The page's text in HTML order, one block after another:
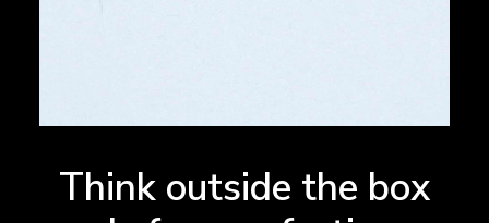
Think outside the box